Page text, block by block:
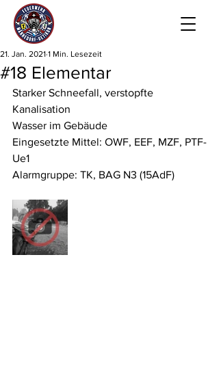
#18 Elementar
21. Jan. 2021 1 Min. Lesezeit
Starker Schneefall, verstopfte
Kanalisation
Wasser im Gebäude
Eingesetzte Mittel: OWF, EEF, MZF, PTF-
Ue1
Alarmgruppe: TK, BAG N3 (15AdF)